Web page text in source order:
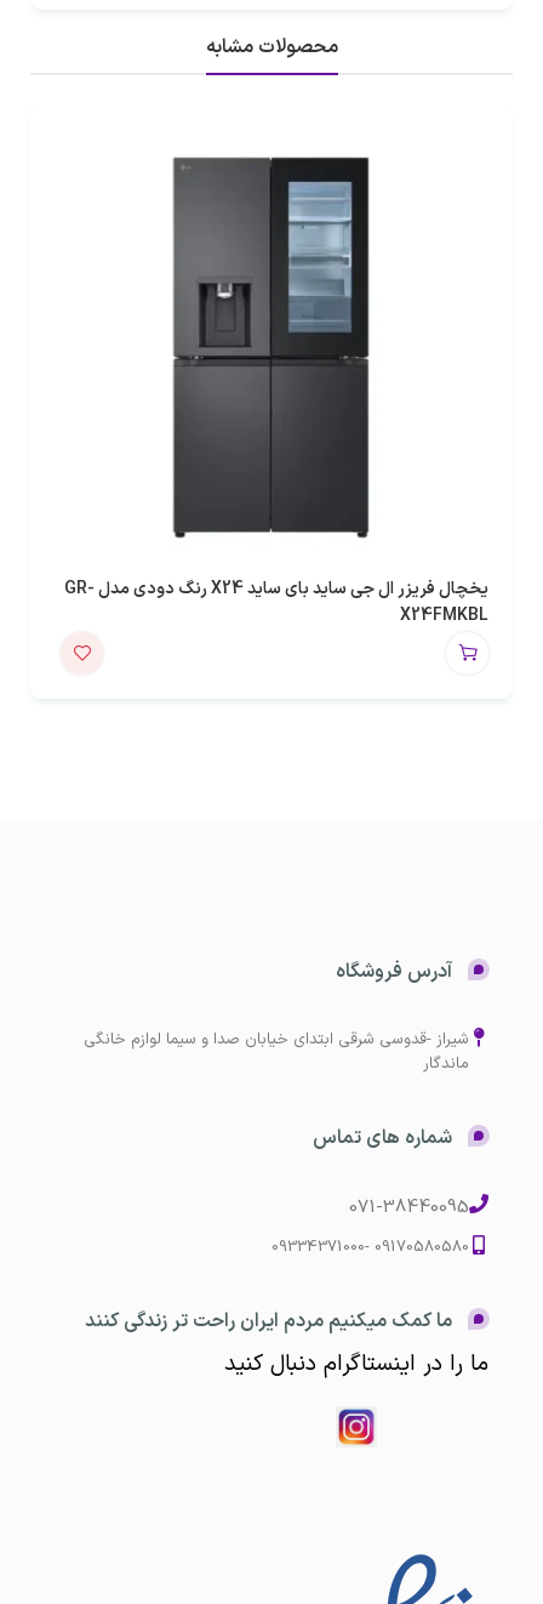
محصولات مشابه
یخچال فریزر ال جی ساید بای ساید X24 رنگ دودی مدل GR-
X24FMKBL
آدرس فروشگاه
شیراز -قدوسی شرقی ابتدای خیابان صدا و سیما لوازم خانگی
ماندگار
شماره های تماس
071-38440095
09170580580 -09334371000
ما کمک میکنیم مردم ایران راحت تر زندگی کنند
ما را در اینستاگرام دنبال کنید